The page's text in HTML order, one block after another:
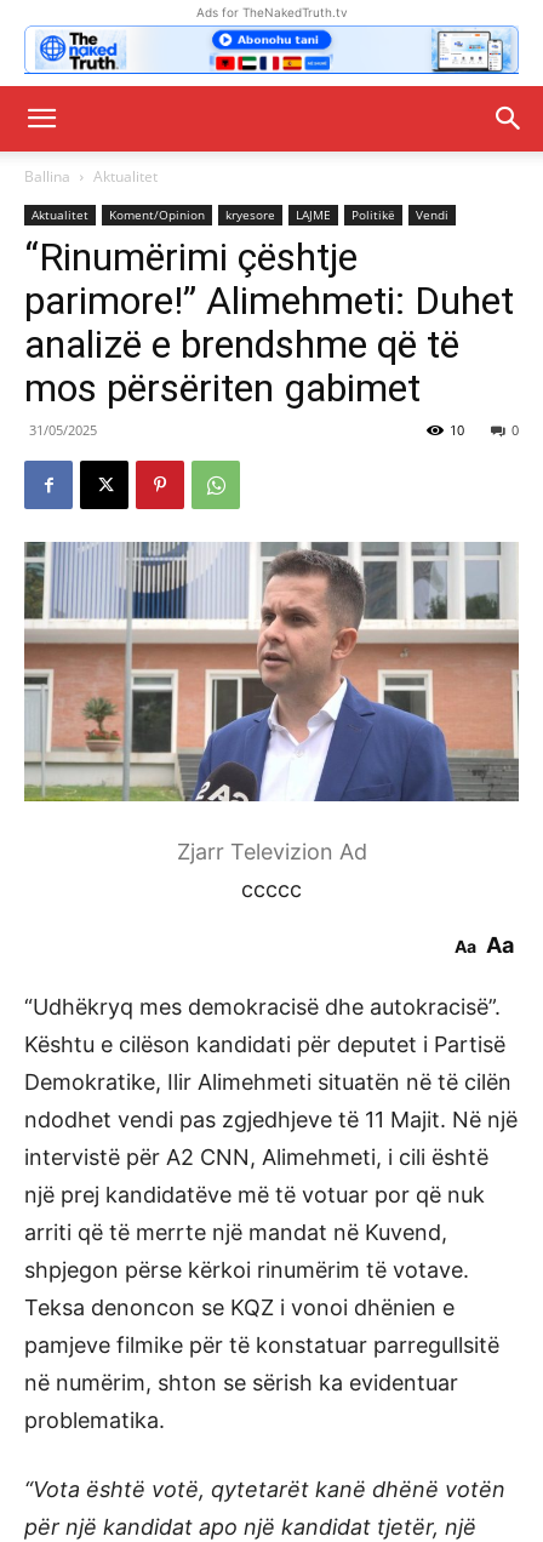
Ads for TheNakedTruth.tv
Ballina Aktualitet
Aktualitet Koment/Opinion kryesore LAJME Politikë Vendi
“Rinumërimi çështje
parimore!” Alimehmeti: Duhet
analizë e brendshme që të
mos përsëriten gabimet
31/05/2025 0
10
Zjarr Televizion Ad
ccccc
Aa Aa
“Udhëkryq mes demokracisë dhe autokracisë”.
Kështu e cilëson kandidati për deputet i Partisë
Demokratike, Ilir Alimehmeti situatën në të cilën
ndodhet vendi pas zgjedhjeve të 11 Majit. Në një
intervistë për A2 CNN, Alimehmeti, i cili është
një prej kandidatëve më të votuar por që nuk
arriti që të merrte një mandat në Kuvend,
shpjegon përse kërkoi rinumërim të votave.
Teksa denoncon se KQZ i vonoi dhënien e
pamjeve filmike për të konstatuar parregullsitë
në numërim, shton se sërish ka evidentuar
problematika.
“Vota është votë, qytetarët kanë dhënë votën
për një kandidat apo një kandidat tjetër, një